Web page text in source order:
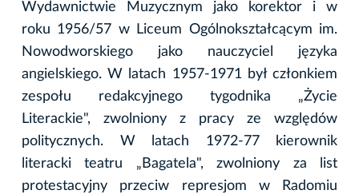
Wydawnictwie Muzycznym jako korektor i w
roku 1956/57 w Liceum Ogólnokształcącym im.
Nowodworskiego jako nauczyciel języka
angielskiego. W latach 1957-1971 był członkiem
zespołu redakcyjnego tygodnika „Życie
Literackie", zwolniony z pracy ze względów
politycznych. W latach 1972-77 kierownik
literacki teatru „Bagatela", zwolniony za list
protestacyjny przeciw represjom w Radomiu